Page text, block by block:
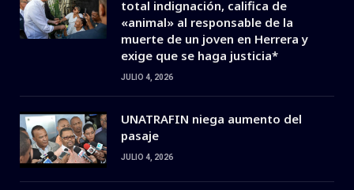
total indignación, califica de
«animal» al responsable de la
muerte de un joven en Herrera y
exige que se haga justicia*
JULIO 4, 2026
UNATRAFIN niega aumento del
pasaje
JULIO 4, 2026